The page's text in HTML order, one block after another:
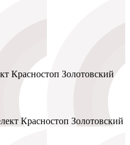
Красностоп Золотовский